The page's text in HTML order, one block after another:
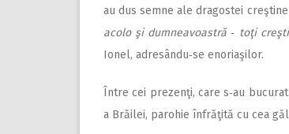
au dus semne ale dragostei
acolo şi dumneavoastră ‑ toţi
Ionel, adresându‑se enoriaşilor.
Între cei prezenţi, care s‑au
a Brăilei, parohie înfrăţită cu cea